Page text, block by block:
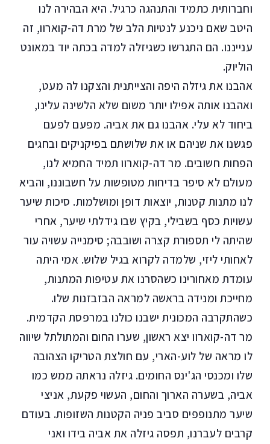
וחברותית כתמיד והתנהגה כרגיל. היא הבהירה לנו
היטב שאם ניכנע לנטיות הלב של מרת דה-קוארוו, זה
ענייננו. הם התגרשו כשגיזלה למדה בכתה יוד במאונט
הוליוק.
אהבנו את גיזלה היפה והצייתנית והצקנו לה מעט,
ואהבנו אותה אפילו יותר משום שלא הלשינה עלינו,
ביחוד לא עלי. אהבנו גם את אביה. מפעם לפעם
פגשנו את שניהם או את שלושתם בפיקניקים ובחגים
הפחות חשובים. מר דה-קוארוו תמיד החמיא לנו,
מעולם לא סיפר בדיחות מטופשות על חשבוננו, והביא
לנו מתנות קטנות, יוצאות דופן ומושלמות. סיכות שיער
עשויות כסף בשבילי, בקיץ שבו גידלתי שיער, אחרי
שהיתה לי תספורת קצרה ושובבה; סימנייה עשויה עור
לאחותי ליזי, שלמדה לקרוא בגיל שלוש. אמי היתה
עומדת מאחורינו כשהסרנו את עטיפות המתנות,
מחייכת ומנידה בראשה למראה הבזבזנות שלו.
כשהתקרבה המכונית ישבנו כולנו במרפסת הקדמית.
מר דה-קוארוו יצא ראשון, שערו החום והמתולתל שיווה
לו מראה של לוע-הארי, עם חולצת הטריקו הצהובה
שלו ומכנסי הג'ינס החומים. גיזלה נראתה ממש כמו
אביה, בשערה הארוך והחום, העשוי פקעת, אניצי
שיער מתנופפים סביב פניה הקטנות השזופות. בעודם
קרבים לעברנו, תפסה גיזלה את אביה בידו ואני